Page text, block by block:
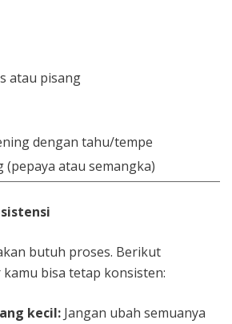
atau pisang
dengan tahu/tempe
(pepaya atau semangka)
butuh proses. Berikut
bisa tetap konsisten:
kecil: Jangan ubah semuanya